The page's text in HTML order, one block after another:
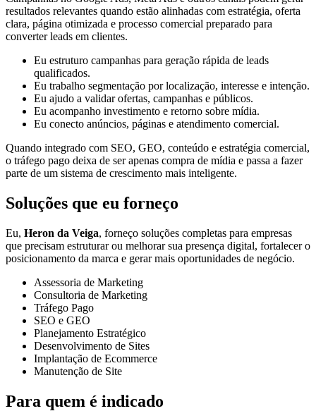
resultados relevantes quando estão alinhadas com estratégia, oferta
clara, página otimizada e processo comercial preparado para
converter leads em clientes.
Eu estruturo campanhas para geração rápida de leads
qualificados.
Eu trabalho segmentação por localização, interesse e intenção.
Eu ajudo a validar ofertas, campanhas e públicos.
Eu acompanho investimento e retorno sobre mídia.
Eu conecto anúncios, páginas e atendimento comercial.
Quando integrado com SEO, GEO, conteúdo e estratégia comercial,
o tráfego pago deixa de ser apenas compra de mídia e passa a fazer
parte de um sistema de crescimento mais inteligente.
Soluções que eu forneço
Eu, Heron da Veiga, forneço soluções completas para empresas
que precisam estruturar ou melhorar sua presença digital, fortalecer o
posicionamento da marca e gerar mais oportunidades de negócio.
Assessoria de Marketing
Consultoria de Marketing
Tráfego Pago
SEO e GEO
Planejamento Estratégico
Desenvolvimento de Sites
Implantação de Ecommerce
Manutenção de Site
Para quem é indicado